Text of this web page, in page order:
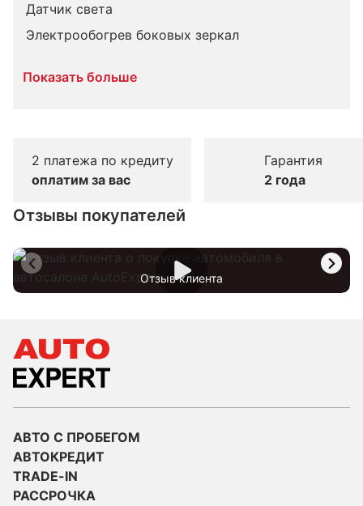
Датчик света
Электрообогрев боковых зеркал
Показать больше
2 платежа по кредиту
оплатим за вас
Гарантия
2 года
Отзывы покупателей
Отзыв клиента
АВТО С ПРОБЕГОМ
АВТОКРЕДИТ
TRADE-IN
РАССРОЧКА